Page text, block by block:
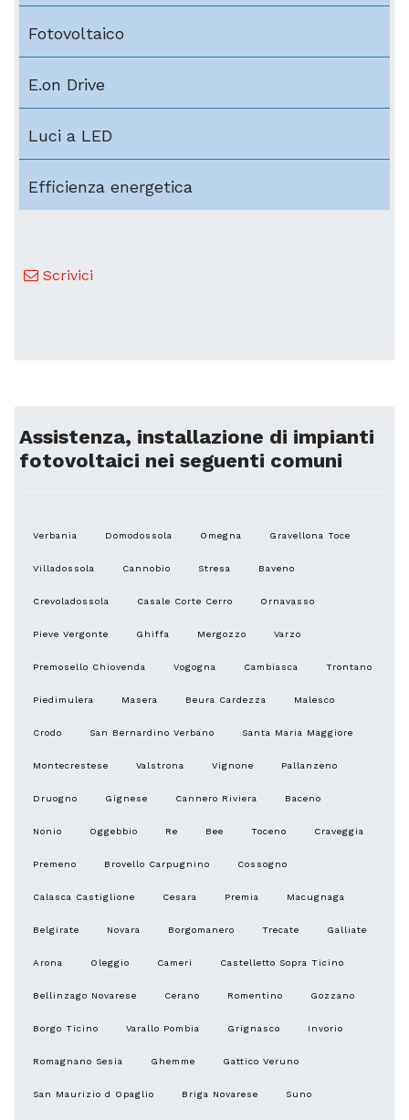
Fotovoltaico
E.on Drive
Luci a LED
Efficienza energetica
Scrivici
Assistenza, installazione di impianti
fotovoltaici nei seguenti comuni
Verbania Domodossola Omegna Gravellona Toce
Villadossola Cannobio Stresa Baveno
Crevoladossola Casale Corte Cerro Ornavasso
Pieve Vergonte Ghiffa Mergozzo Varzo
Premosello Chiovenda Vogogna Cambiasca Trontano
Piedimulera Masera Beura Cardezza Malesco
Crodo San Bernardino Verbano Santa Maria Maggiore
Montecrestese Valstrona Vignone Pallanzeno
Druogno Gignese Cannero Riviera Baceno
Nonio Oggebbio Re Bee Toceno Craveggia
Premeno Brovello Carpugnino Cossogno
Calasca Castiglione Cesara Premia Macugnaga
Belgirate Novara Borgomanero Trecate Galliate
Arona Oleggio Cameri Castelletto Sopra Ticino
Bellinzago Novarese Cerano Romentino Gozzano
Borgo Ticino Varallo Pombia Grignasco Invorio
Romagnano Sesia Ghemme Gattico Veruno
San Maurizio d Opaglio Briga Novarese Suno